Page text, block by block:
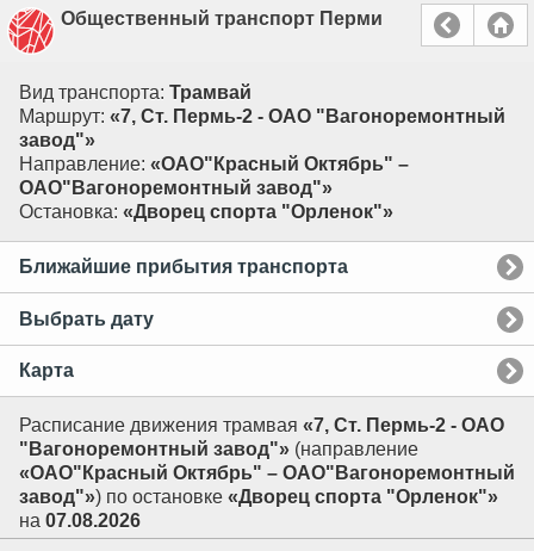
Общественный транспорт Перми
Вид транспорта: Трамвай
Маршрут: «7, Ст. Пермь-2 - ОАО "Вагоноремонтный
завод"»
Направление: «ОАО"Красный Октябрь" –
ОАО"Вагоноремонтный завод"»
Остановка: «Дворец спорта "Орленок"»
Ближайшие прибытия транспорта
Выбрать дату
Карта
Расписание движения трамвая «7, Ст. Пермь-2 - ОАО
"Вагоноремонтный завод"» (направление
«ОАО"Красный Октябрь" – ОАО"Вагоноремонтный
завод"») по остановке «Дворец спорта "Орленок"»
на 07.08.2026